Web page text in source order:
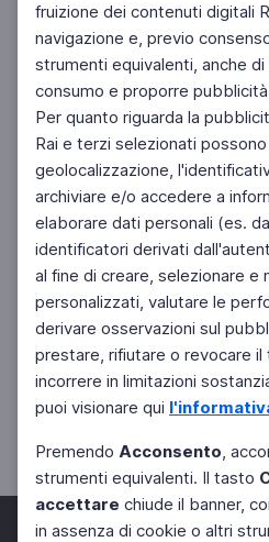
fruizione dei contenuti digitali
navigazione e, previo
strumenti equivalenti, anche
consumo e proporre
Per quanto riguarda la
Rai e terzi selezionati
geolocalizzazione,
archiviare e/o accedere a
elaborare dati personali (es.
identificatori derivati
al fine di creare, selezionare e
personalizzati, valutare le
derivare osservazioni sul
prestare, rifiutare o revocare il
incorrere in limitazioni
puoi visionare qui
Premendo Acconsento,
strumenti equivalenti. Il tasto
accettare chiude il banner,
in assenza di cookie o altri